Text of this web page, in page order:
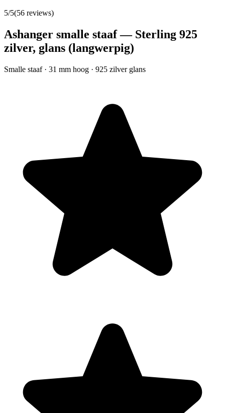
5/5(56 reviews)
Ashanger smalle staaf — Sterling 925
zilver, glans (langwerpig)
Smalle staaf · 31 mm hoog · 925 zilver glans